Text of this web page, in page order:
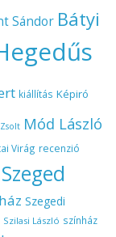
Sándor Bátyi
kiállítás Képiró
Mód László
Virág recenzió
Szeged
Szegedi
Szilasi László színház